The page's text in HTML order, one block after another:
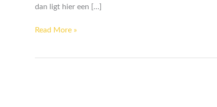
dan ligt hier een […]
Read More »